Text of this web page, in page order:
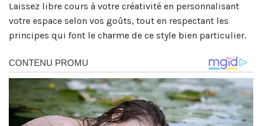
Laissez libre cours à votre créativité en personnalisant
votre espace selon vos goûts, tout en respectant les
principes qui font le charme de ce style bien particulier.